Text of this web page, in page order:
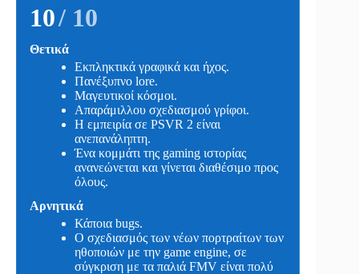
10/ 10
Θετικά
Εκπληκτικά γραφικά και ήχος.
Πανέξυπνο lore.
Μαγευτικοί κόσμοι.
Aπαράμιλλου σχεδιασμού γρίφοι.
Η εμπειρία σε PSVR 2 είναι
ανεπανάληπτη.
Ένα κομμάτι της gaming ιστορίας
ανανεώνεται και γίνεται διαθέσιμο προς
όλους.
Αρνητικά
Κάποια bugs.
Ο σχεδιασμός των νέων πορτραίτων των
ηθοποιών με την game engine, σε
σύγκριση με τα παλιά FMV είναι πολύ